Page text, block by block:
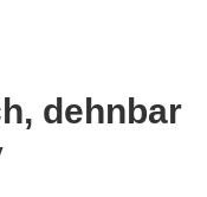
dehnbar